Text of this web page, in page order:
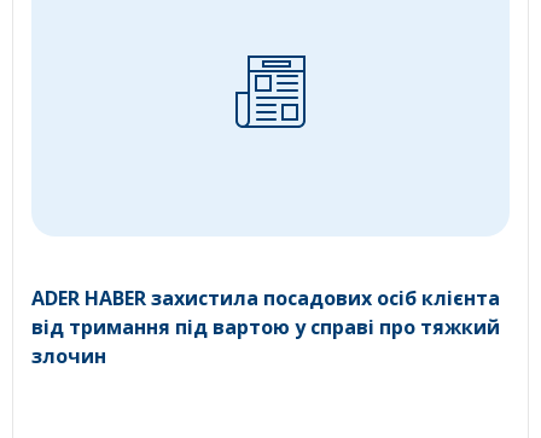
ADER HABER захистила посадових осіб клієнта
від тримання під вартою у справі про тяжкий
злочин